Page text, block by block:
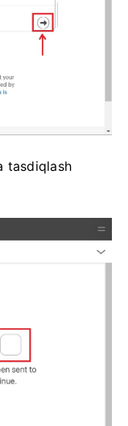
tasdiqlash